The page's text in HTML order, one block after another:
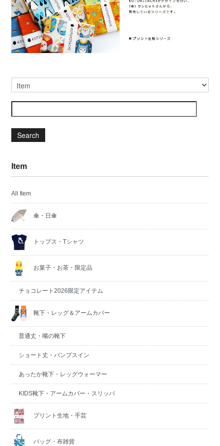
Search
Item
All Item
傘・日傘
トップス・Tシャツ
お菓子・お茶・限定品
チョコレート2026限定アイテム
靴下・レッグ＆アームカバー
普通丈・嘴の靴下
ショート丈・パンプスイン
あったか靴下・レッグウォーマー
KIDS靴下・アームカバー・スリッパ
プリント生地・手芸
バッグ・布雑貨